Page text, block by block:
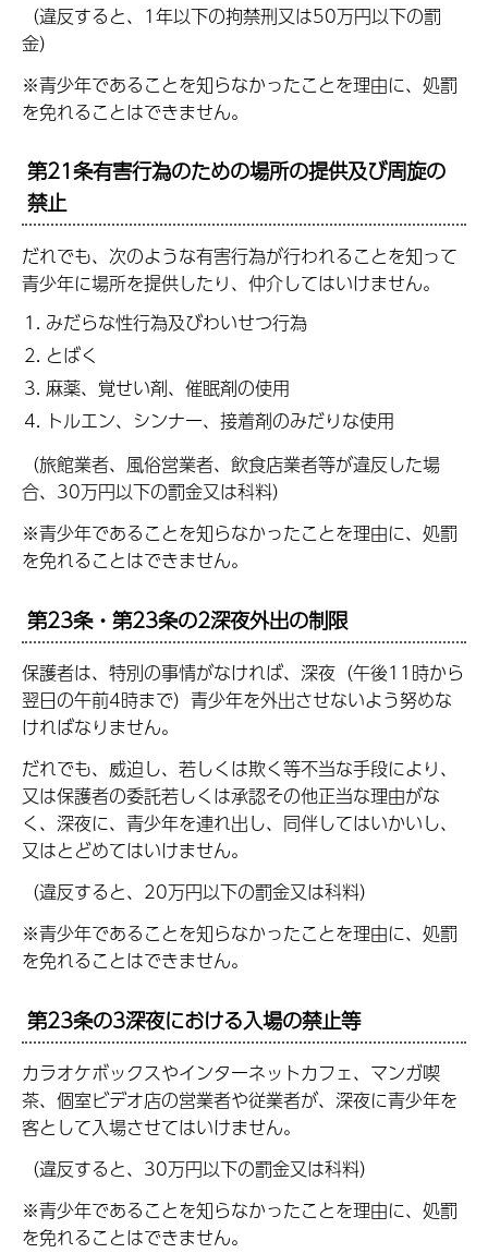
（違反すると、1年以下の拘禁刑又は50万円以下の罰
金）
※青少年であることを知らなかったことを理由に、処罰
を免れることはできません。
第21条有害行為のための場所の提供及び周旋の
禁止
だれでも、次のような有害行為が行われることを知って
青少年に場所を提供したり、仲介してはいけません。
みだらな性行為及びわいせつ行為
とばく
麻薬、覚せい剤、催眠剤の使用
トルエン、シンナー、接着剤のみだりな使用
（旅館業者、風俗営業者、飲食店業者等が違反した場
合、30万円以下の罰金又は科料）
※青少年であることを知らなかったことを理由に、処罰
を免れることはできません。
第23条・第23条の2深夜外出の制限
保護者は、特別の事情がなければ、深夜（午後11時から
翌日の午前4時まで）青少年を外出させないよう努めな
ければなりません。
だれでも、威迫し、若しくは欺く等不当な手段により、
又は保護者の委託若しくは承認その他正当な理由がな
く、深夜に、青少年を連れ出し、同伴してはいかいし、
又はとどめてはいけません。
（違反すると、20万円以下の罰金又は科料）
※青少年であることを知らなかったことを理由に、処罰
を免れることはできません。
第23条の3深夜における入場の禁止等
カラオケボックスやインターネットカフェ、マンガ喫
茶、個室ビデオ店の営業者や従業者が、深夜に青少年を
客として入場させてはいけません。
（違反すると、30万円以下の罰金又は科料）
※青少年であることを知らなかったことを理由に、処罰
を免れることはできません。